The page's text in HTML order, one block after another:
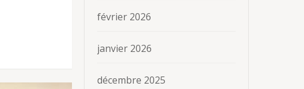
février 2026
janvier 2026
décembre 2025